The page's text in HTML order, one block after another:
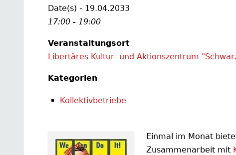
Date(s) - 19.04.2033
17:00 - 19:00
Veranstaltungsort
Libertäres Kultur- und Aktionszentrum
Kategorien
Kollektivbetriebe
Einmal im Monat
Zusammenarbeit mit